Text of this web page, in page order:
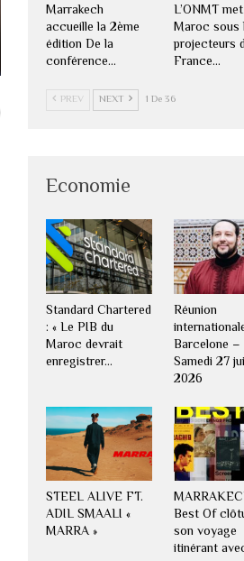
Marrakech
accueille la 2ème
édition De la
conférence…
L’ONMT
Maroc sous
projecteurs
France…
PREV NEXT 1 De 36
Economie
Standard Chartered
: « Le PIB du
Maroc devrait
enregistrer…
Réunion
Barcelone –
Samedi 27
2026
STEEL ALIVE FT.
ADIL SMAALI «
MARRA »
Best Of
son voyage
itinérant